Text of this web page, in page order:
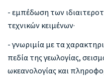
- εμπέδωση των
τεχνικών κειμένων·
- γνωριμία με τα
πεδία της γεωλογίας,
ωκεανολογίας και